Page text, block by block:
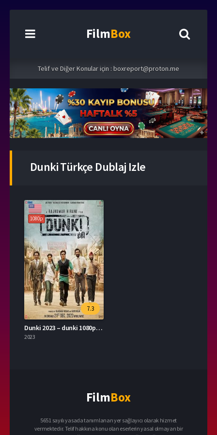
FilmBox
Telif ve Diğer Konular için : boxreport@proton.me
Dunki Türkçe Dublaj Izle
1080p
7.3
Dunki 2023 – dunki 1080p Turkce Altyazi izle
2023
FilmBox
5651 sayılı yasada tanımlanan yer sağlayıcı olarak hizmet
vermektedir. Telif hakkına konu olan eserlerin yasal olmayan bir